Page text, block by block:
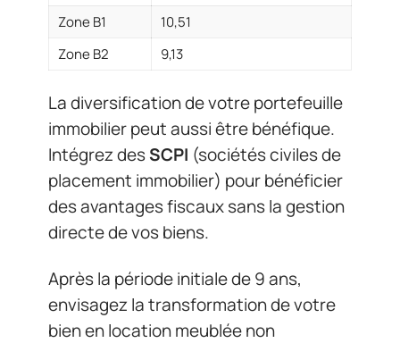
Zone B1
10,51
Zone B2
9,13
La diversification de votre portefeuille
immobilier peut aussi être bénéfique.
Intégrez desSCPI (sociétés civiles de
placement immobilier) pour bénéficier
des avantages fiscaux sans la gestion
directe de vos biens.
Après la période initiale de 9 ans,
envisagez la transformation de votre
bien en location meublée non